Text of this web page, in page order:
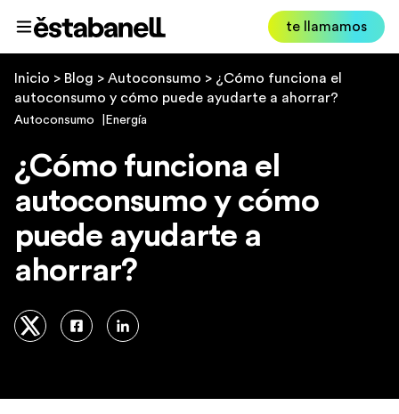
Abrir menú
Estabanell te llamamos
Inicio > Blog > Autoconsumo > ¿Cómo funciona el
autoconsumo y cómo puede ayudarte a ahorrar?
Autoconsumo Energía
¿Cómo funciona el
autoconsumo y cómo
puede ayudarte a
ahorrar?